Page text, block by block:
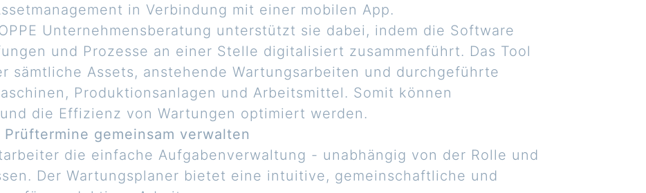
in Verbindung mit einer mobilen App.
Unternehmensberatung unterstützt sie dabei, indem die Software
und Prozesse an einer Stelle digitalisiert zusammenführt. Das Tool
sämtliche Assets, anstehende Wartungsarbeiten und durchgeführte
Produktionsanlagen und Arbeitsmittel. Somit können
die Effizienz von Wartungen optimiert werden.
gemeinsam verwalten
die einfache Aufgabenverwaltung - unabhängig von der Rolle und
Der Wartungsplaner bietet eine intuitive, gemeinschaftliche und